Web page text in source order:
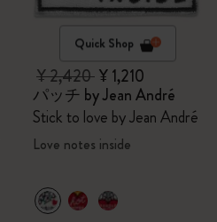
Quick Shop
¥ 2,420¥ 1,210
パッチ by Jean André
Stick to love by Jean André
Love notes inside